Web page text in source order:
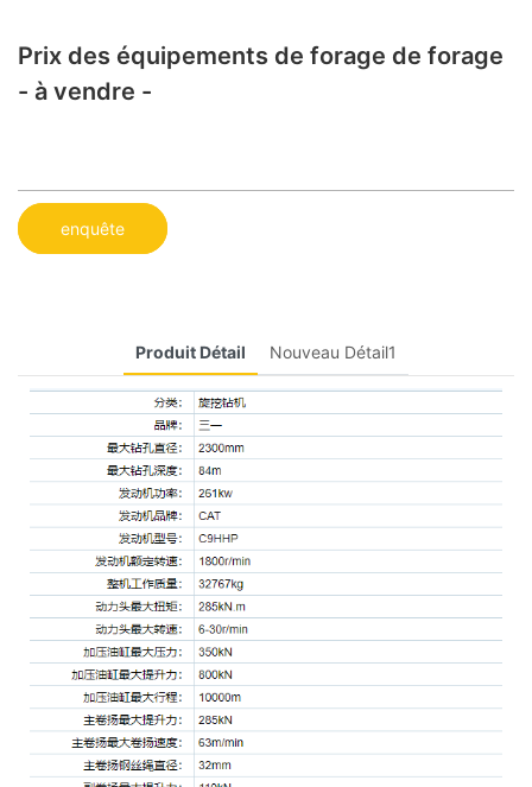
Prix ​​des équipements de forage de forage
- à vendre -
enquête
Produit Détail Nouveau Détail1